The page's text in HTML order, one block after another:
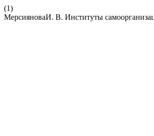
(1)
МерсияноваИ. В. Институты